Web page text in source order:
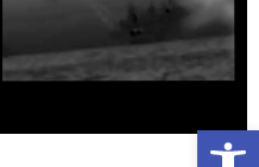
פתח סרגל נגישות